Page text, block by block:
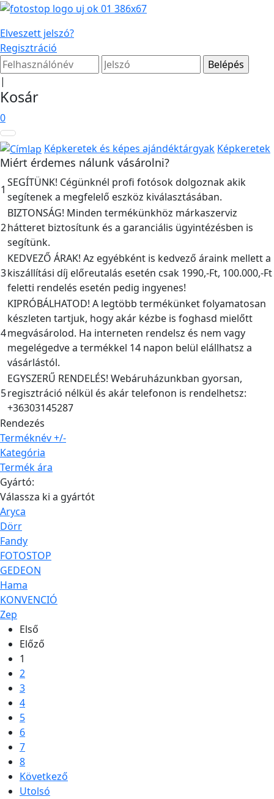
Elveszett jelszó?
Regisztráció
|
Kosár
0
Képkeretek és képes ajándéktárgyak Képkeretek
Miért érdemes nálunk vásárolni?
1
SEGÍTÜNK! Cégünknél profi fotósok dolgoznak akik
segítenek a megfelelő eszköz kiválasztásában.
2
BIZTONSÁG! Minden termékünkhöz márkaszerviz
hátteret biztosítunk és a garanciális ügyintézésben is
segítünk.
3
KEDVEZŐ ÁRAK! Az egyébként is kedvező áraink mellett a
kiszállítási díj előreutalás esetén csak 1990,-Ft, 100.000,-Ft
feletti rendelés esetén pedig ingyenes!
4
KIPRÓBÁLHATOD! A legtöbb termékünket folyamatosan
készleten tartjuk, hogy akár kézbe is foghasd mielőtt
megvásárolod. Ha interneten rendelsz és nem vagy
megelégedve a termékkel 14 napon belül elállhatsz a
vásárlástól.
5
EGYSZERŰ RENDELÉS! Webáruházunkban gyorsan,
regisztráció nélkül és akár telefonon is rendelhetsz:
+36303145287
Rendezés
Terméknév +/-
Kategória
Termék ára
Gyártó:
Válassza ki a gyártót
Aryca
Dörr
Fandy
FOTOSTOP
GEDEON
Hama
KONVENCIÓ
Zep
Első
Előző
1
2
3
4
5
6
7
8
Következő
Utolsó